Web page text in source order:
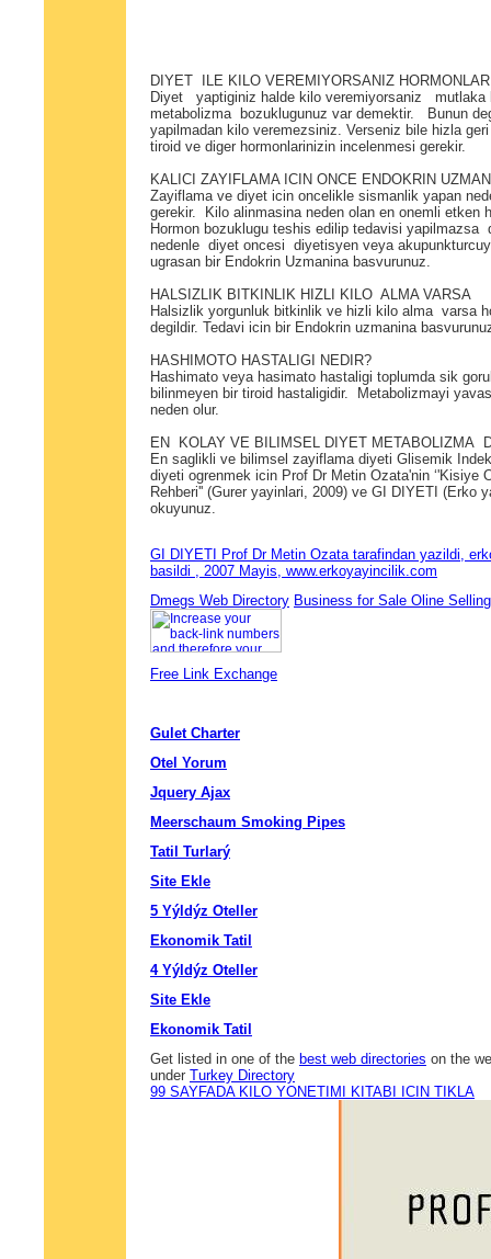
DIYET ILE KILO VEREMIYORSANIZ
Diyet yaptiginiz halde kilo veremiyorsaniz mutlaka
metabolizma bozuklugunuz var demektir. Bunun
yapilmadan kilo veremezsiniz. Verseniz bile hizla
tiroid ve diger hormonlarinizin incelenmesi gerekir.
KALICI ZAYIFLAMA ICIN ONCE ENDOKRIN
Zayiflama ve diyet icin oncelikle sismanlik yapan
gerekir. Kilo alinmasina neden olan en onemli etken
Hormon bozuklugu teshis edilip tedavisi
nedenle diyet oncesi diyetisyen veya
ugrasan bir Endokrin Uzmanina basvurunuz.
HALSIZLIK BITKINLIK HIZLI KILO ALMA VARSA
Halsizlik yorgunluk bitkinlik ve hizli kilo alma varsa
degildir. Tedavi icin bir Endokrin uzmanina
HASHIMOTO HASTALIGI NEDIR?
Hashimato veya hasimato hastaligi toplumda sik
bilinmeyen bir tiroid hastaligidir. Metabolizmayi
neden olur.
EN KOLAY VE BILIMSEL DIYET METABOLIZMA
En saglikli ve bilimsel zayiflama diyeti Glisemik
diyeti ogrenmek icin Prof Dr Metin Ozata'nin ‘'Kisiye
Rehberi'' (Gurer yayinlari, 2009) ve GI DIYETI (Erko
okuyunuz.
GI DIYETI Prof Dr Metin Ozata tarafindan yazildi,
basildi , 2007 Mayis, www.erkoyayincilik.com
Dmegs Web Directory Business for Sale Oline
Free Link Exchange
Gulet Charter
Otel Yorum
Jquery Ajax
Meerschaum Smoking Pipes
Tatil Turlarý
Site Ekle
5 Yýldýz Oteller
Ekonomik Tatil
4 Yýldýz Oteller
Site Ekle
Ekonomik Tatil
Get listed in one of the best web directories on the
under Turkey Directory
99 SAYFADA KILO YONETIMI KITABI ICIN TIKLA